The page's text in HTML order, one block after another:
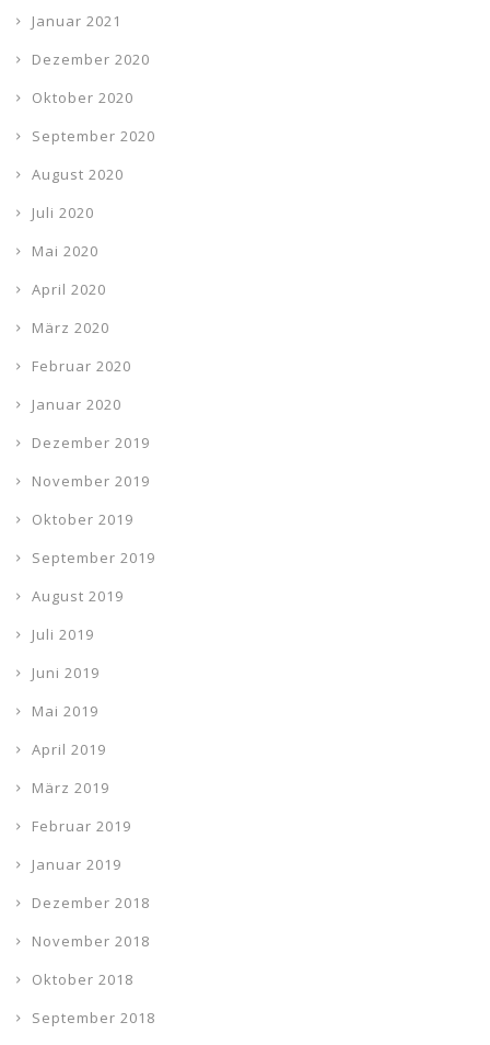
Januar 2021
Dezember 2020
Oktober 2020
September 2020
August 2020
Juli 2020
Mai 2020
April 2020
März 2020
Februar 2020
Januar 2020
Dezember 2019
November 2019
Oktober 2019
September 2019
August 2019
Juli 2019
Juni 2019
Mai 2019
April 2019
März 2019
Februar 2019
Januar 2019
Dezember 2018
November 2018
Oktober 2018
September 2018